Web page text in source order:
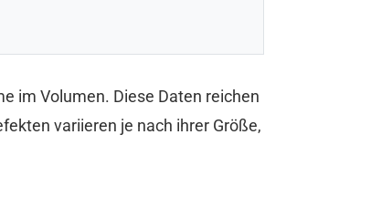
im Volumen. Diese Daten reichen
variieren je nach ihrer Größe,